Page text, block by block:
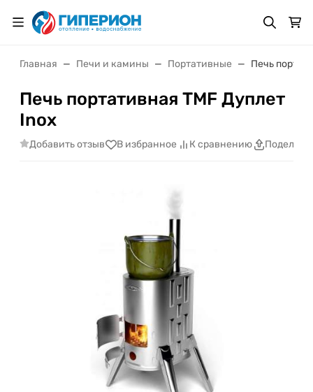
Главная Печи и камины Портативные Печь
Печь портативная TMF Дуплет
Inox
Добавить отзыв В избранное К сравнению